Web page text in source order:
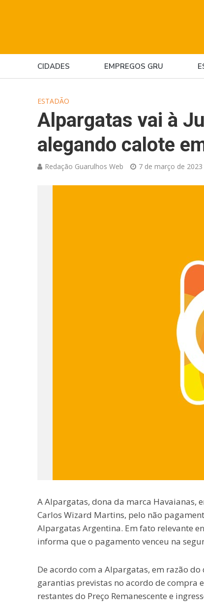
CIDADES EMPREGOS GRU
ESTADÃO
Alpargatas vai à
alegando calote
Redação Guarulhos Web 7 de março de 2023
A Alpargatas, dona da marca Havaianas,
Carlos Wizard Martins, pelo não
Alpargatas Argentina. Em fato relevante
informa que o pagamento venceu na
De acordo com a Alpargatas, em razão
garantias previstas no acordo de compra
restantes do Preço Remanescente e